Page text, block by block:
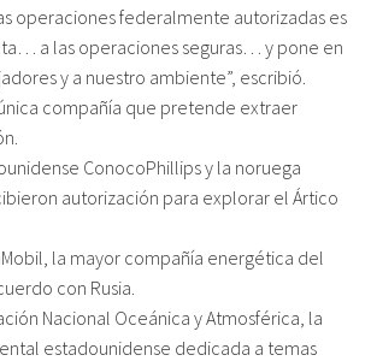
operaciones federalmente autorizadas es
a las operaciones seguras… y pone en
y a nuestro ambiente”, escribió.
compañía que pretende extraer
ConocoPhillips y la noruega
autorización para explorar el Ártico
la mayor compañía energética del
con Rusia.
Nacional Oceánica y Atmosférica, la
estadounidense dedicada a temas